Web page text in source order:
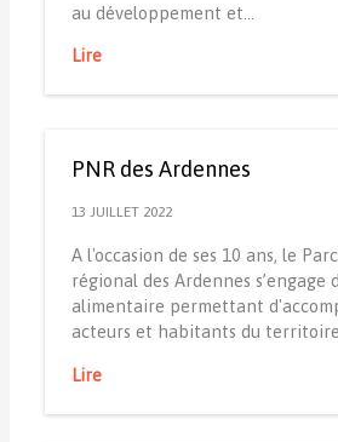
au développement et…
Lire
PNR des Ardennes
13 JUILLET 2022
A l'occasion de ses 10 ans, le
régional des Ardennes s’engage
alimentaire permettant
acteurs et habitants du
Lire